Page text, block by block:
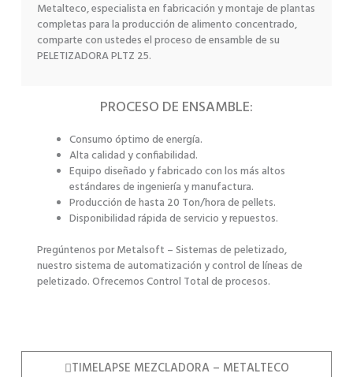
Metalteco, especialista en fabricación y montaje de plantas
completas para la producción de alimento concentrado,
comparte con ustedes el proceso de ensamble de su
PELETIZADORA PLTZ 25.
PROCESO DE ENSAMBLE:
Consumo óptimo de energía.
Alta calidad y confiabilidad.
Equipo diseñado y fabricado con los más altos
estándares de ingeniería y manufactura.
Producción de hasta 20 Ton/hora de pellets.
Disponibilidad rápida de servicio y repuestos.
Pregúntenos por Metalsoft – Sistemas de peletizado,
nuestro sistema de automatización y control de líneas de
peletizado. Ofrecemos Control Total de procesos.
TIMELAPSE MEZCLADORA – METALTECO